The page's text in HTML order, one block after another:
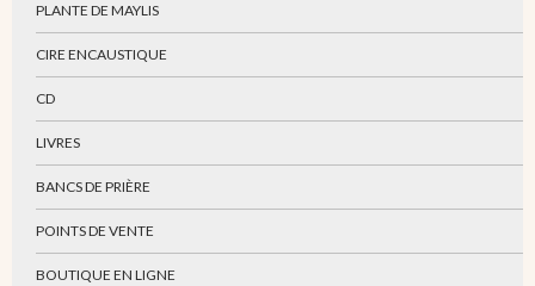
PLANTE DE MAYLIS
CIRE ENCAUSTIQUE
CD
LIVRES
BANCS DE PRIÈRE
POINTS DE VENTE
BOUTIQUE EN LIGNE